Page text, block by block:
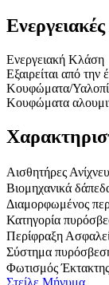
Ενεργειακή Κλάση
Εξαιρείται από
Κουφώματα/
Κουφώματα
Αισθητήρες
Βιομηχανικά
Διαμορφωμένος
Κατηγορία
Περίφραξη
Σύστημα
Φωτισμός